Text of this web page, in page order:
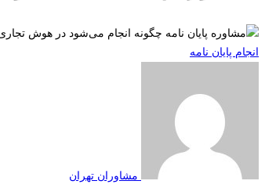
انجام پایان نامه
مشاوران تهران